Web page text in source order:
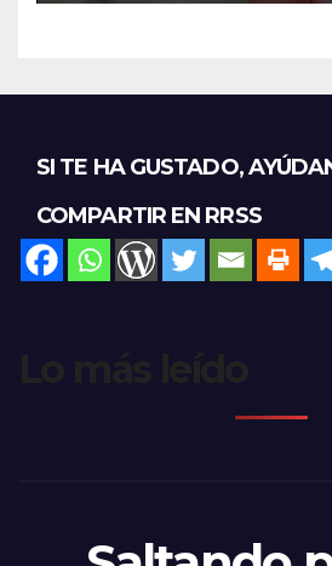
SI TE HA GUSTADO,
COMPARTIR EN RRSS